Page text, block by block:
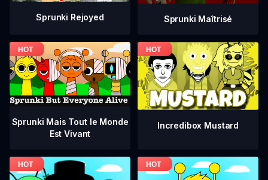
Sprunki Rejoyed Sprunki Maîtrisé
Sprunki Mais Tout le Monde
Est Vivant
Incredibox Mustard